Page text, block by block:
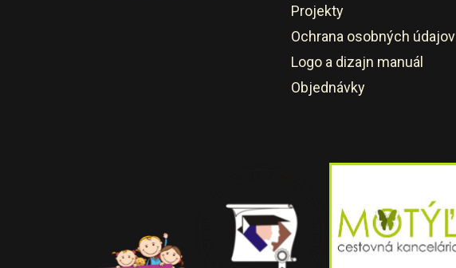
Projekty
Ochrana osobných údajov
Logo a dizajn manuál
Objednávky